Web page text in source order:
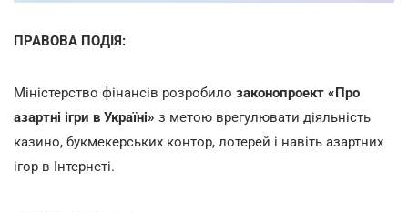
ПРАВОВА ПОДІЯ:
Міністерство фінансів розробило законопроект «Про
азартні ігри в Україні» з метою врегулювати діяльність
казино, букмекерських контор, лотерей і навіть азартних
ігор в Інтернеті.